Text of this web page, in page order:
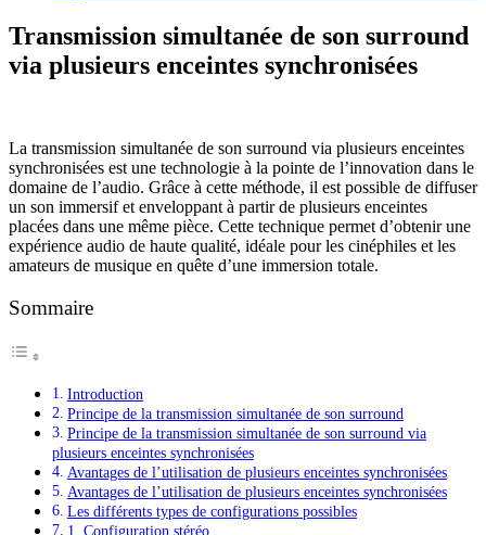
Transmission simultanée de son surround
via plusieurs enceintes synchronisées
La transmission simultanée de son surround via plusieurs enceintes
synchronisées est une technologie à la pointe de l’innovation dans le
domaine de l’audio. Grâce à cette méthode, il est possible de diffuser
un son immersif et enveloppant à partir de plusieurs enceintes
placées dans une même pièce. Cette technique permet d’obtenir une
expérience audio de haute qualité, idéale pour les cinéphiles et les
amateurs de musique en quête d’une immersion totale.
Sommaire
Introduction
Principe de la transmission simultanée de son surround
Principe de la transmission simultanée de son surround via
plusieurs enceintes synchronisées
Avantages de l’utilisation de plusieurs enceintes synchronisées
Avantages de l’utilisation de plusieurs enceintes synchronisées
Les différents types de configurations possibles
1. Configuration stéréo